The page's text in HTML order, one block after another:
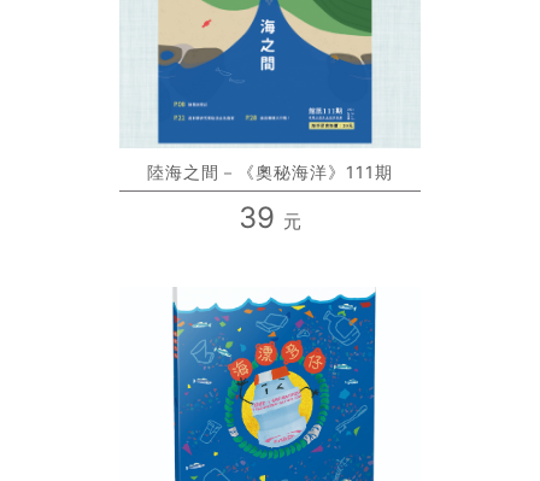
陸海之間－《奧秘海洋》111期
39 元